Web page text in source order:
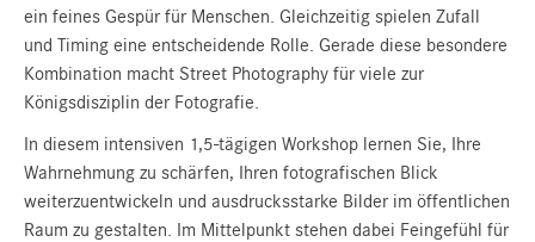
ein feines Gespür für Menschen. Gleichzeitig spielen Zufall
und Timing eine entscheidende Rolle. Gerade diese besondere
Kombination macht Street Photography für viele zur
Königsdisziplin der Fotografie.
In diesem intensiven 1,5-tägigen Workshop lernen Sie, Ihre
Wahrnehmung zu schärfen, Ihren fotografischen Blick
weiterzuentwickeln und ausdrucksstarke Bilder im öffentlichen
Raum zu gestalten. Im Mittelpunkt stehen dabei Feingefühl für